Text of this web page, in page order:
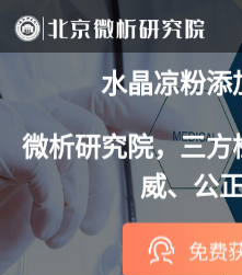
水晶凉粉添
微析研究院，三
威、公
免费